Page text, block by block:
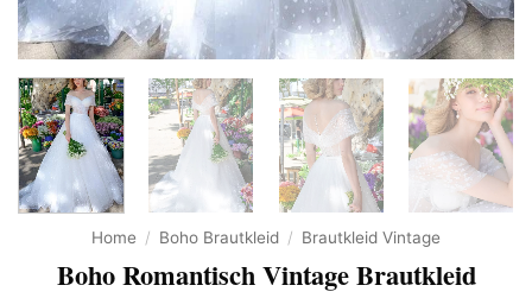
Home / Boho Brautkleid / Brautkleid Vintage
Boho Romantisch Vintage Brautkleid